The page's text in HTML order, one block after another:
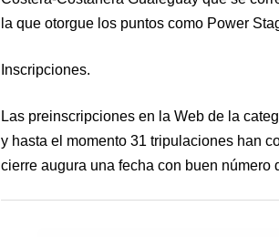
la que otorgue los puntos como Power
Inscripciones.
Las preinscripciones en la Web de la
y hasta el momento 31 tripulaciones han
cierre augura una fecha con buen número